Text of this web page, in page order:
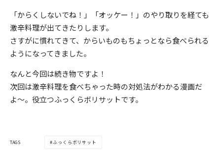
「からくしないでね！」「オッケー！」のやり取りを経ても
激辛料理が出てきたりします。
さすがに慣れてきて、からいものもちょっとなら食べられる
ようになってきました。
なんと今回は続き物ですよ！
次回は激辛料理を食べちゃった時の対処法がわかる漫画だ
よ〜。役立つふっくらボリサットです。
TAGS ふっくらボリサット